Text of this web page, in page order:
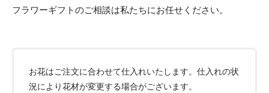
フラワーギフトのご相談は私たちにお任せください。
お花はご注文に合わせて仕入れいたします。仕入れの状
況により花材が変更する場合がございます。